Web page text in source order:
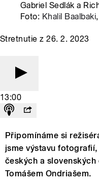
Gabriel Sedlák a
Foto: Khalil Baalbaki
Stretnutie z 26. 2. 2023
13:00
Připomínáme si
jsme výstavu
českých a
Tomášem Ondriašem.